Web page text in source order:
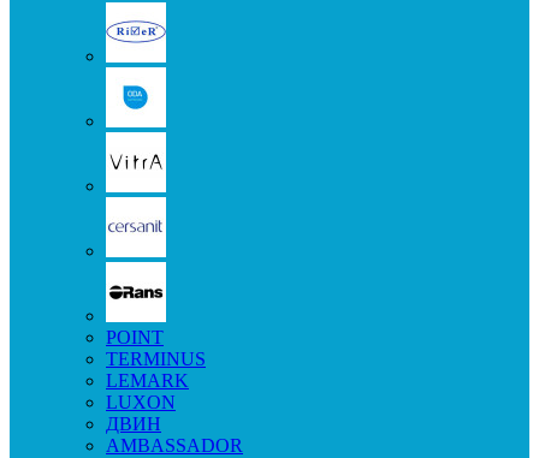
POINT
TERMINUS
LEMARK
LUXON
ДВИН
AMBASSADOR